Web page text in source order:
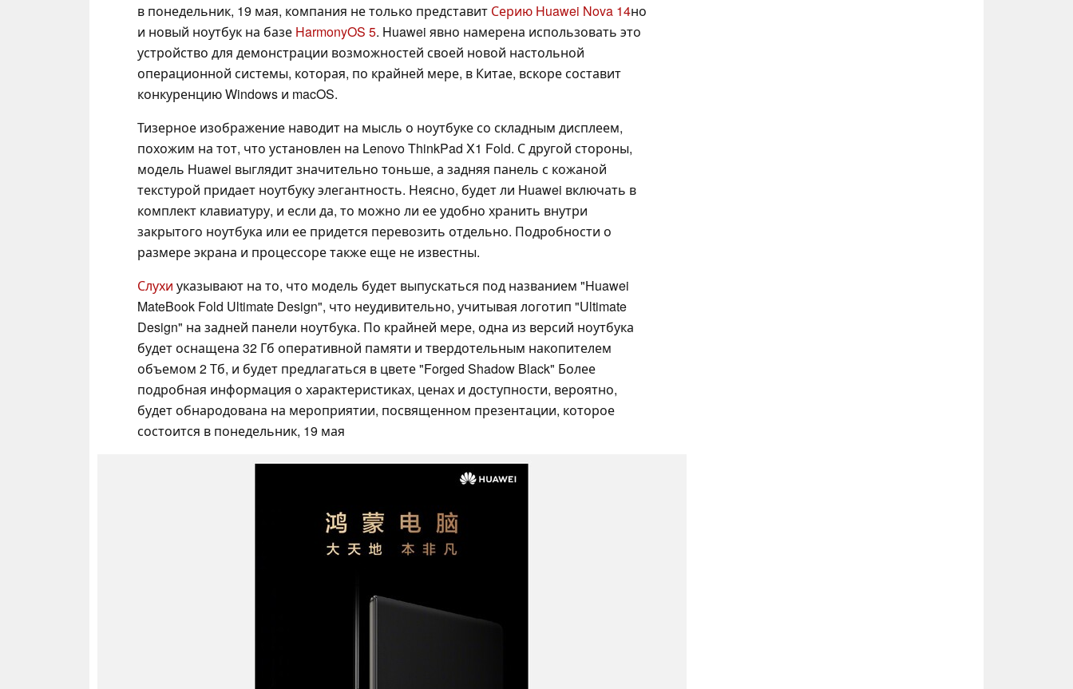
в понедельник, 19 мая, компания не только представит Серию Huawei Nova 14но
и новый ноутбук на базе HarmonyOS 5. Huawei явно намерена использовать это
устройство для демонстрации возможностей своей новой настольной
операционной системы, которая, по крайней мере, в Китае, вскоре составит
конкуренцию Windows и macOS.
Тизерное изображение наводит на мысль о ноутбуке со складным дисплеем,
похожим на тот, что установлен на Lenovo ThinkPad X1 Fold. С другой стороны,
модель Huawei выглядит значительно тоньше, а задняя панель с кожаной
текстурой придает ноутбуку элегантность. Неясно, будет ли Huawei включать в
комплект клавиатуру, и если да, то можно ли ее удобно хранить внутри
закрытого ноутбука или ее придется перевозить отдельно. Подробности о
размере экрана и процессоре также еще не известны.
Слухи указывают на то, что модель будет выпускаться под названием "Huawei
MateBook Fold Ultimate Design", что неудивительно, учитывая логотип "Ultimate
Design" на задней панели ноутбука. По крайней мере, одна из версий ноутбука
будет оснащена 32 Гб оперативной памяти и твердотельным накопителем
объемом 2 Тб, и будет предлагаться в цвете "Forged Shadow Black" Более
подробная информация о характеристиках, ценах и доступности, вероятно,
будет обнародована на мероприятии, посвященном презентации, которое
состоится в понедельник, 19 мая